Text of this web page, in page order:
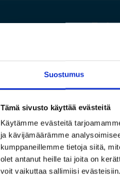
Suostumus
Tämä sivusto käyttää evästeitä
Käytämme evästeitä
ja kävijämäärämme
kumppaneillemme tietoja siitä,
olet antanut heille tai joita on
voit vaikuttaa sallimiisi evästeisiin.